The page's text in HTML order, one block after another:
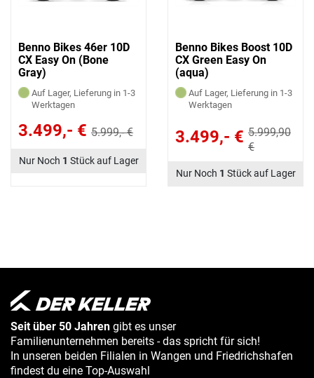
Benno Bikes 46er 10D
CX Easy On (Bone
Gray)
Auf Lager, Lieferung in 1-3
Werktagen
3.499,- € 5.999,- €
Nur Noch 1 Stück auf Lager
Benno Bikes Boost 10D
CX Green Easy On
(aqua)
Auf Lager, Lieferung in 1-3
Werktagen
3.499,- € 5.999,90
€
Nur Noch 1 Stück auf Lager
Seit über 50 Jahren gibt es unser
Familienunternehmen bereits - das spricht für sich!
In unseren beiden Filialen in Wangen und Friedrichshafen
findest du eine Top-Auswahl